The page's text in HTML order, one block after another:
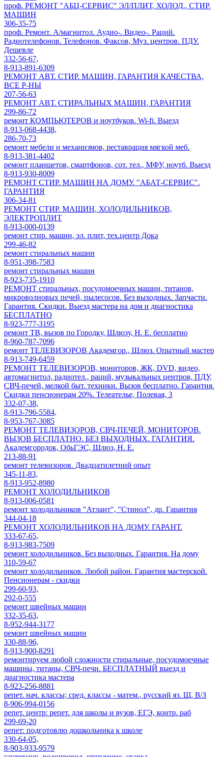
проф. РЕМОНТ "АБЦ-СЕРВИС" ЭЛ/ПЛИТ, ХОЛОД., СТИР.
МАШИН
306-35-75
проф. Ремонт. А/магнитол. Аудио-. Видео-. Раций.
Радиотелефонов. Телефонов. Факсов, Муз. центров. ПДУ.
Дешевле
332-56-67,
8-913-891-6309
РЕМОНТ АВТ. СТИР. МАШИН, ГАРАНТИЯ КАЧЕСТВА,
ВСЕ Р-НЫ
207-56-63
РЕМОНТ АВТ. СТИРАЛЬНЫХ МАШИН, ГАРАНТИЯ
299-86-72
ремонт КОМПЬЮТЕРОВ и ноутбуков. Wi-fi. Выезд
8-913-068-4438,
286-70-73
ремонт мебели и механизмов, реставрация мягкой меб.
8-913-381-4402
ремонт планшетов, смартфонов, сот. тел., МФУ, ноутб. Выезд
8-913-930-8009
РЕМОНТ СТИР. МАШИН НА ДОМУ. "АБАТ-СЕРВИС".
ГАРАНТИЯ
306-34-81
РЕМОНТ СТИР. МАШИН, ХОЛОДИЛЬНИКОВ,
ЭЛЕКТРОПЛИТ
8-913-000-0139
ремонт стир. машин, эл. плит, тех.центр Дока
299-46-82
ремонт стиральных машин
8-951-398-7583
ремонт стиральных машин
8-923-735-1910
РЕМОНТ стиральных, посудомоечных машин, титанов,
микроволновых печей, пылесосов. Без выходных. Запчасти.
Гарантия. Скидки. Выезд мастера на дом и диагностика
БЕСПЛАТНО
8-923-777-3195
ремонт ТВ, вызов по Городку, Шлюзу, Н. Е. бесплатно
8-960-787-7096
ремонт ТЕЛЕВИЗОРОВ Академгор., Шлюз. Опытный мастер
8-913-749-6459
РЕМОНТ ТЕЛЕВИЗОРОВ, мониторов, ЖК, DVD, видео,
автомагнитол, радиотел., раций, музыкальных центров, ПДУ,
СВЧ-печей, мелкой быт. техники. Вызов бесплатно. Гарантия.
Скидки пенсионерам 20%. Телеателье, Полевая, 3
332-07-38,
8-913-796-5584,
8-953-767-3085
РЕМОНТ ТЕЛЕВИЗОРОВ, СВЧ-ПЕЧЕЙ, МОНИТОРОВ.
ВЫЗОВ БЕСПЛАТНО. БЕЗ ВЫХОДНЫХ. ГАГАНТИЯ.
Академгородок, ОбьГЭС, Шлюз, Н. Е.
213-88-91
ремонт телевизоров. Двадцатилетний опыт
345-11-83,
8-913-952-8980
РЕМОНТ ХОЛОДИЛЬНИКОВ
8-913-006-0581
ремонт холодильников "Атлант", "Стинол", др. Гарантия
344-04-18
РЕМОНТ ХОЛОДИЛЬНИКОВ НА ДОМУ. ГАРАНТ.
333-67-65,
8-913-983-7509
ремонт холодильников. Без выходных. Гарантия. На дому
310-59-67
ремонт холодильников. Любой район. Гарантия мастерской.
Пенсионерам - скидки
299-60-93,
292-0-555
ремонт швейных машин
332-35-63,
8-952-944-3177
ремонт швейных машин
330-88-96,
8-913-900-8291
ремонтируем любой сложности стиральные, посудомоечные
машины, титаны, СВЧ-печи. БЕСПЛАТНЫЙ выезд и
диагностика мастера
8-923-256-8881
репет. нач. классы; сред. классы - матем., русский яз. Щ, В/З
8-906-994-0156
репет. центр: репет. для школы и вузов, ЕГЭ, контр. раб
299-69-20
репет: подготовлю дошкольника к школе
330-64-05,
8-903-933-9579